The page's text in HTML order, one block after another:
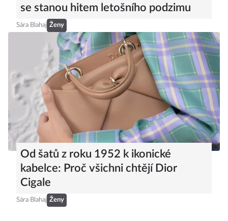
se stanou hitem letošního podzimu
Sára Blahaj Ženy
Od šatů z roku 1952 k ikonické
kabelce: Proč všichni chtějí Dior
Cigale
Sára Blahaj Ženy